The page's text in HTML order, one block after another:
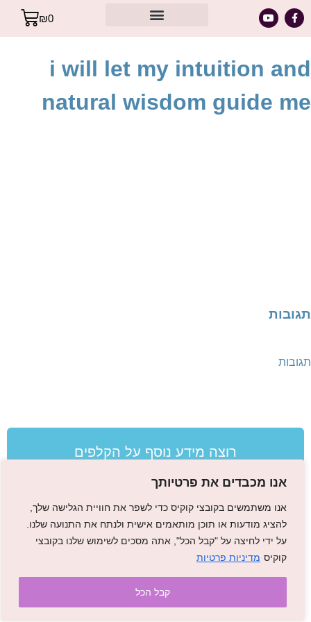
אנו מכבדים את פרטיותך
אנו משתמשים בקובצי קוקיס כדי לשפר את חוויית הגלישה שלך,
להציג מודעות או תוכן מותאמים אישית ולנתח את התנועה שלנו.
על ידי לחיצה על "קבל הכל", אתה מסכים לשימוש שלנו בקובצי
קוקיס מדיניות פרטיות
קבל הכל
₪0
i will let my intuition and
natural wisdom guide me
תגובות
תגובות
רוצה מידע נוסף על הקלפים